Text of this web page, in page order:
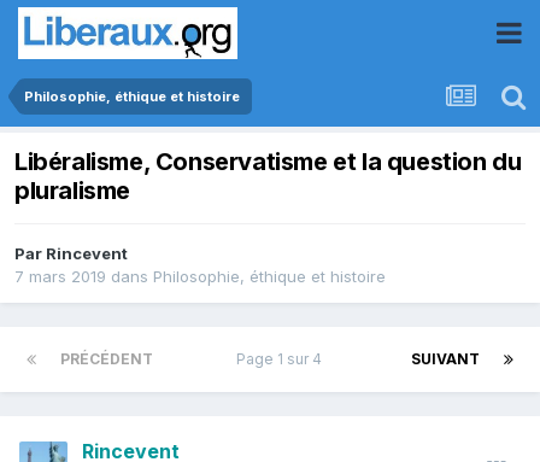
Philosophie, éthique et histoire
Libéralisme, Conservatisme et la question du
pluralisme
Par Rincevent
7 mars 2019 dans Philosophie, éthique et histoire
PRÉCÉDENT SUIVANT
Page 1 sur 4
Rincevent